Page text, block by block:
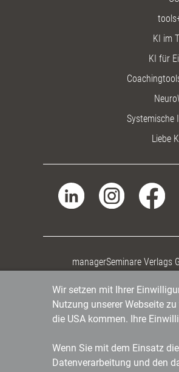
KI im
KI für
Systemische
Liebe
managerSeminare Verlags
Wir setzen mit Ihrer
Nutzung unserer Webseite
die USA kommen. Ihre
Wenn Sie mit dem Einsatz
Datenverarbeitung und den